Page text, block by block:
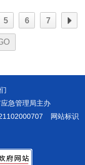
5 6 7
急管理局主办
网站标识